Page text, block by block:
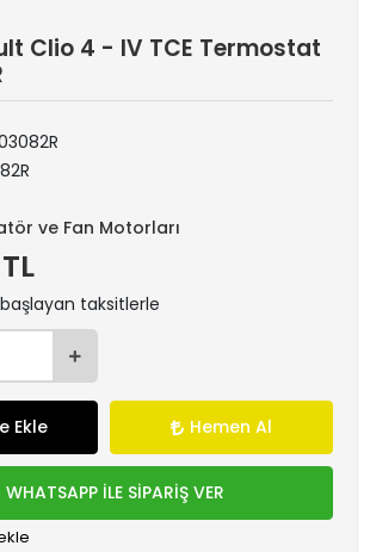
Clio 4 - IV TCE Termostat
ve Fan Motorları
taksitlerle
Ekle Hemen Al
WHATSAPP İLE SİPARİŞ VER